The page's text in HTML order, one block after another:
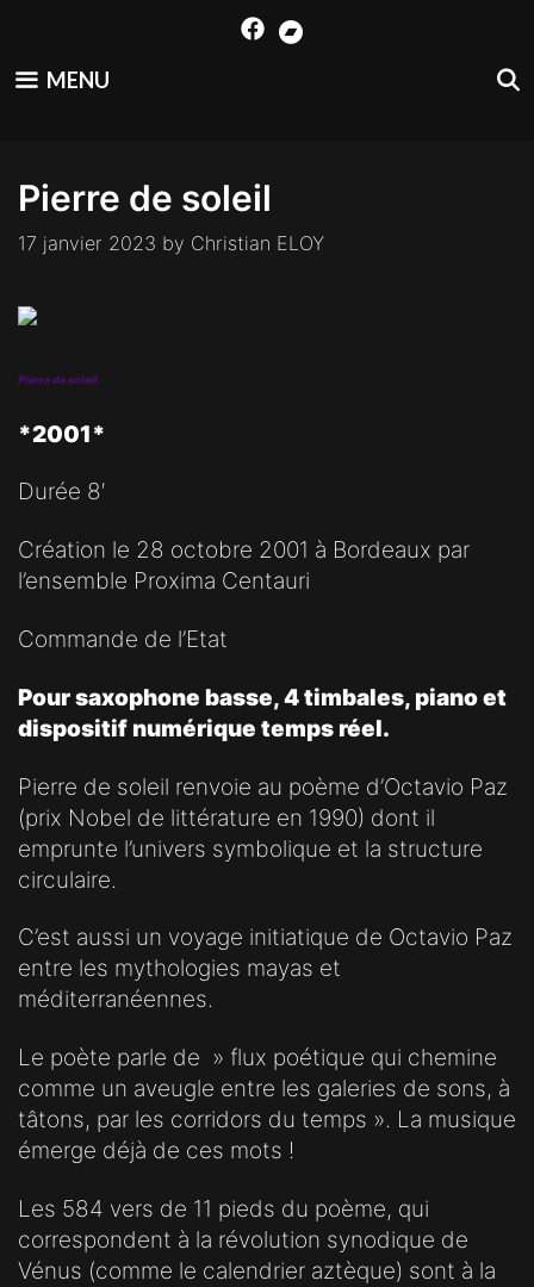
content
MENU
Pierre de soleil
17 janvier 2023 by Christian ELOY
Pierre de soleil
*2001*
Durée 8′
Création le 28 octobre 2001 à Bordeaux par
l’ensemble Proxima Centauri
Commande de l’Etat
Pour saxophone basse, 4 timbales, piano et
dispositif numérique temps réel.
Pierre de soleil renvoie au poème d’Octavio Paz
(prix Nobel de littérature en 1990) dont il
emprunte l’univers symbolique et la structure
circulaire.
C’est aussi un voyage initiatique de Octavio Paz
entre les mythologies mayas et
méditerranéennes.
Le poète parle de » flux poétique qui chemine
comme un aveugle entre les galeries de sons, à
tâtons, par les corridors du temps ». La musique
émerge déjà de ces mots !
Les 584 vers de 11 pieds du poème, qui
correspondent à la révolution synodique de
Vénus (comme le calendrier aztèque) sont à la